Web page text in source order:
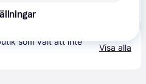
som valt att inte
Visa alla